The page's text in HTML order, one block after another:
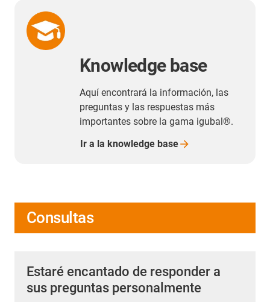
Knowledge base
Aquí encontrará la información, las
preguntas y las respuestas más
importantes sobre la gama igubal®.
Ir a la knowledge base
Consultas
Estaré encantado de responder a
sus preguntas personalmente